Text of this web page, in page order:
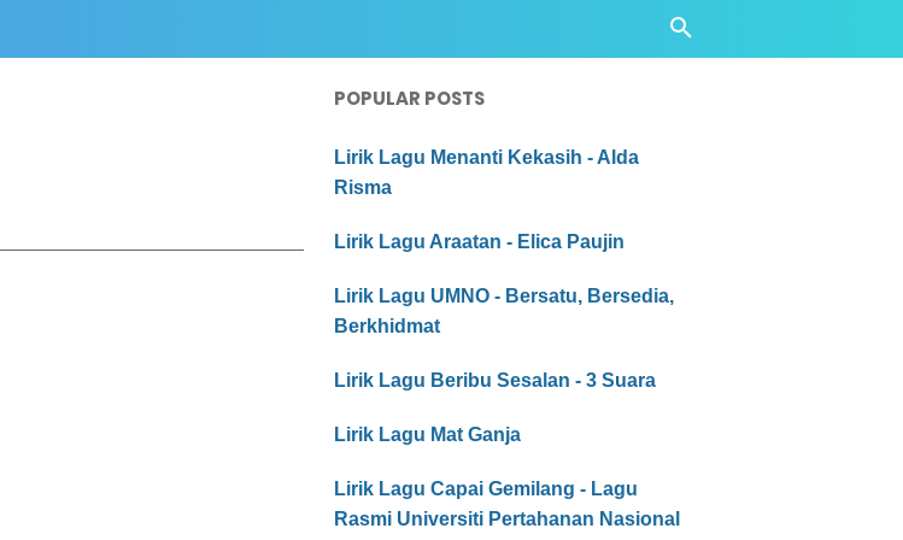
POPULAR POSTS
Lirik Lagu Menanti Kekasih - Alda
Risma
Lirik Lagu Araatan - Elica Paujin
Lirik Lagu UMNO - Bersatu, Bersedia,
Berkhidmat
Lirik Lagu Beribu Sesalan - 3 Suara
Lirik Lagu Mat Ganja
Lirik Lagu Capai Gemilang - Lagu
Rasmi Universiti Pertahanan Nasional